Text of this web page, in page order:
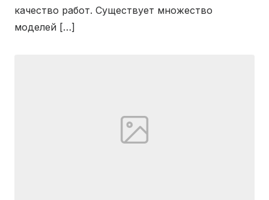
качество работ. Существует множество
моделей […]